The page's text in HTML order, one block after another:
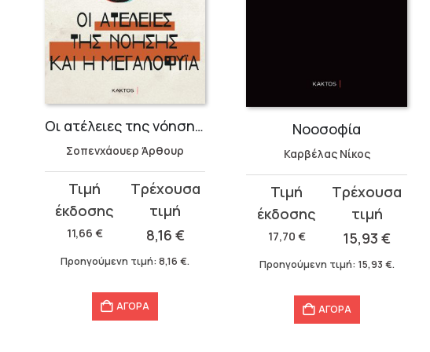
Οι ατέλειες της νόησης και η μεγαλοφυΐα – Άρθουρ Σοπενχάουερ
Σοπενχάουερ Άρθουρ
11,66 €
Original
price
was:
11,66 €.
8,16 €
τρέχουσα
τιμή
είναι:
Προηγούμενη τιμή: 8,16 €.
ΑΓΟΡΑ
Νοοσοφία
Καρβέλας Νίκος
17,70 €
Original
price
was:
17,70 €.
15,93€
τρέχουσα
τιμή
είναι:
Προηγούμενη τιμή: 15,93 €.
ΑΓΟΡΑ